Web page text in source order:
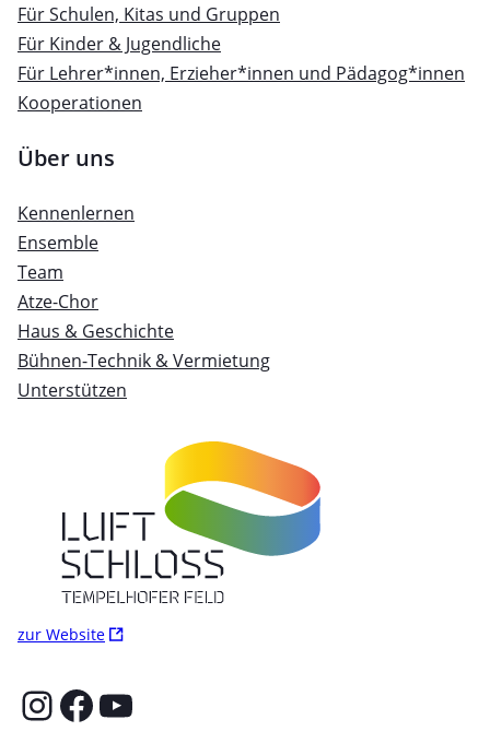
Für Schulen, Kitas und Gruppen
Für Kinder & Jugendliche
Für Lehrer*innen, Erzieher*innen und Pädagog*innen
Kooperationen
Über uns
Kennenlernen
Ensemble
Team
Atze-Chor
Haus & Geschichte
Bühnen-Technik & Vermietung
Unterstützen
zur Website
Ö
nInstagramFacebook YouTube